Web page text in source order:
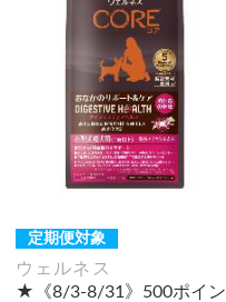
定期便対象
ウェルネス
★《8/3-8/31》500ポイン